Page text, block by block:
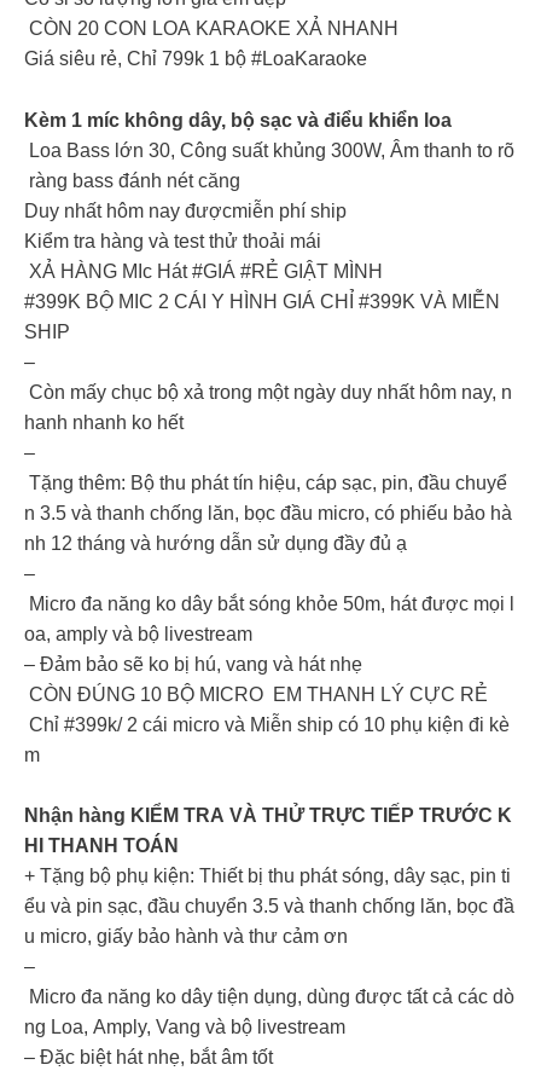
CÒN 20 CON LOA KARAOKE XẢ NHANH
Giá siêu rẻ, Chỉ 799k 1 bộ #LoaKaraoke
Kèm 1 míc không dây, bộ sạc và điểu khiển loa
️ Loa Bass lớn 30, Công suất khủng 300W, Âm thanh to rõ
ràng bass đánh nét căng
Duy nhất hôm nay đượcmiễn phí ship
Kiểm tra hàng và test thử thoải mái
XẢ HÀNG MIc Hát #GIÁ #RẺ GIẬT MÌNH
#399K BỘ MIC 2 CÁI Y HÌNH GIÁ CHỈ #399K VÀ MIỄN
SHIP
–
Còn mấy chục bộ xả trong một ngày duy nhất hôm nay, n
hanh nhanh ko hết
–
Tặng thêm: Bộ thu phát tín hiệu, cáp sạc, pin, đầu chuyể
n 3.5 và thanh chống lăn, bọc đầu micro, có phiếu bảo hà
nh 12 tháng và hướng dẫn sử dụng đầy đủ ạ
–
Micro đa năng ko dây bắt sóng khỏe 50m, hát được mọi l
oa, amply và bộ livestream
– Đảm bảo sẽ ko bị hú, vang và hát nhẹ
CÒN ĐÚNG 10 BỘ MICRO EM THANH LÝ CỰC RẺ
Chỉ #399k/ 2 cái micro và Miễn ship có 10 phụ kiện đi kè
m
Nhận hàng KIỂM TRA VÀ THỬ TRỰC TIẾP TRƯỚC K
HI THANH TOÁN
+ Tặng bộ phụ kiện: Thiết bị thu phát sóng, dây sạc, pin ti
ểu và pin sạc, đầu chuyển 3.5 và thanh chống lăn, bọc đầ
u micro, giấy bảo hành và thư cảm ơn
–
Micro đa năng ko dây tiện dụng, dùng được tất cả các dò
ng Loa, Amply, Vang và bộ livestream
– Đặc biệt hát nhẹ, bắt âm tốt